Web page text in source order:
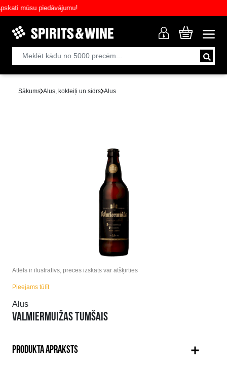
mūsu piedāvājumu!
Sākums Alus, kokteiļi un sidrs Alus
Attēls ir ilustratīvs, preces izskats var atšķirties
Pieejams tūlīt
Alus
VALMIERMUIŽAS TUMŠAIS
PRODUKTA APRAKSTS